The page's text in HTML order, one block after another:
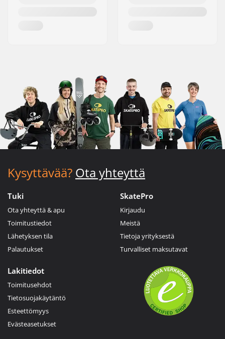
Kysyttävää? Ota yhteyttä
Tuki
Ota yhteyttä & apu
Toimitustiedot
Lähetyksen tila
Palautukset
SkatePro
Kirjaudu
Meistä
Tietoja yrityksestä
Turvalliset maksutavat
Lakitiedot
Toimitusehdot
Tietosuojakäytäntö
Esteettömyys
Evästeasetukset